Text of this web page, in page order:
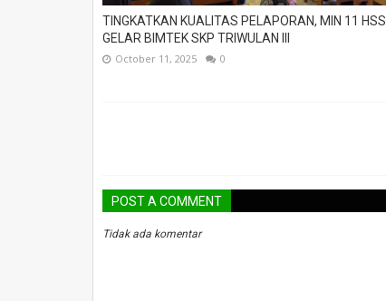
TINGKATKAN KUALITAS PELAPORAN, MIN 11 HSS
GELAR BIMTEK SKP TRIWULAN III
October 11, 2025 0
POST A COMMENT
Tidak ada komentar